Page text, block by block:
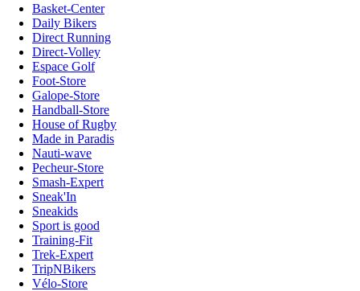
Basket-Center
Daily Bikers
Direct Running
Direct-Volley
Espace Golf
Foot-Store
Galope-Store
Handball-Store
House of Rugby
Made in Paradis
Nauti-wave
Pecheur-Store
Smash-Expert
Sneak'In
Sneakids
Sport is good
Training-Fit
Trek-Expert
TripNBikers
Vélo-Store